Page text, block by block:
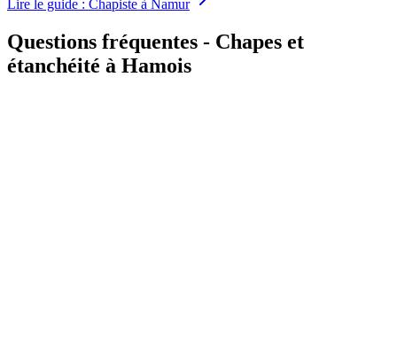
Lire le guide : Chapiste à Namur
Questions fréquentes - Chapes et
étanchéité à Hamois